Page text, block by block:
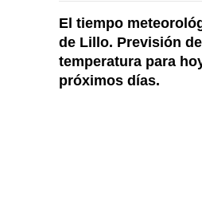
El tiempo
de Lillo. Previsión
temperatura para
próximos días.